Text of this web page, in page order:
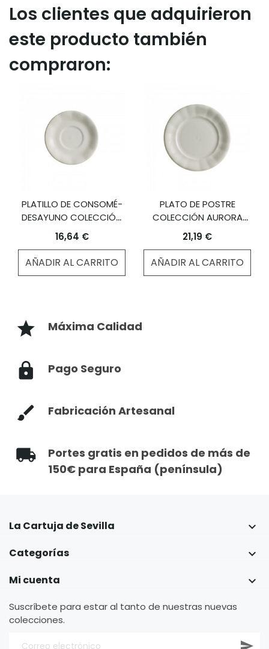
Los clientes que adquirieron
este producto también
compraron:
PLATILLO DE CONSOMÉ-
DESAYUNO COLECCIÓN
AURORA BLANCA
16,64 €
AÑADIR AL CARRITO
PLATO DE POSTRE
COLECCIÓN AURORA
BLANCA
21,19 €
AÑADIR AL CARRITO
Máxima Calidad
Pago Seguro
Fabricación Artesanal
Portes gratis en pedidos de más de
150€ para España (península)
La Cartuja de Sevilla 
Categorías 
Mi cuenta 
Suscríbete para estar al tanto de nuestras nuevas
colecciones.